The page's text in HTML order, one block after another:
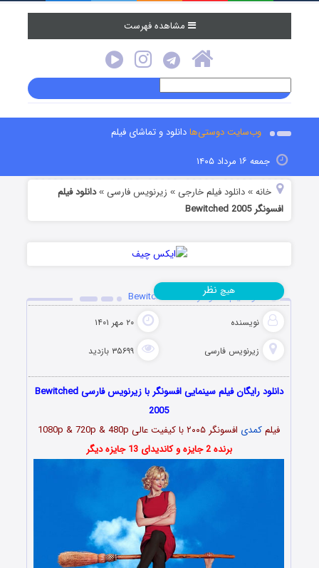
مشاهده فهرست
وب‌سایت دوستی‌هادانلود و تماشای فیلم
جمعه ۱۶ مرداد ۱۴۰۵
خانه »دانلود فیلم خارجی » زیرنویس فارسی »دانلود فیلم
افسونگر Bewitched 2005
دانلود فیلم افسونگر Bewitched 2005
نویسنده ۲۰ مهر ۱۴۰۱
زیرنویس فارسی ۳۵۶۹۹ بازدید
هیچ نظر
دانلود رایگان فیلم سینمایی افسونگر با زیرنویس فارسی Bewitched
2005
فیلمکمدی افسونگر ۲۰۰۵ با کیفیت عالی 1080p & 720p & 480p
برنده 2 جایزه و کاندیدای 13 جایزه دیگر